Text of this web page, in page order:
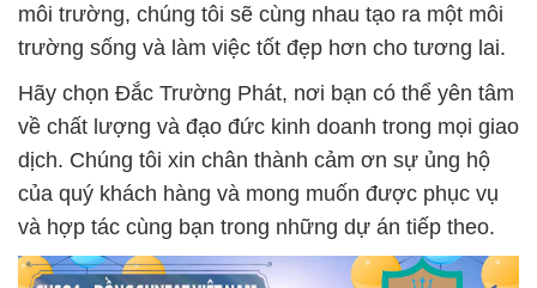
môi trường, chúng tôi sẽ cùng nhau tạo ra một môi
trường sống và làm việc tốt đẹp hơn cho tương lai.
Hãy chọn Đắc Trường Phát, nơi bạn có thể yên tâm
về chất lượng và đạo đức kinh doanh trong mọi giao
dịch. Chúng tôi xin chân thành cảm ơn sự ủng hộ
của quý khách hàng và mong muốn được phục vụ
và hợp tác cùng bạn trong những dự án tiếp theo.